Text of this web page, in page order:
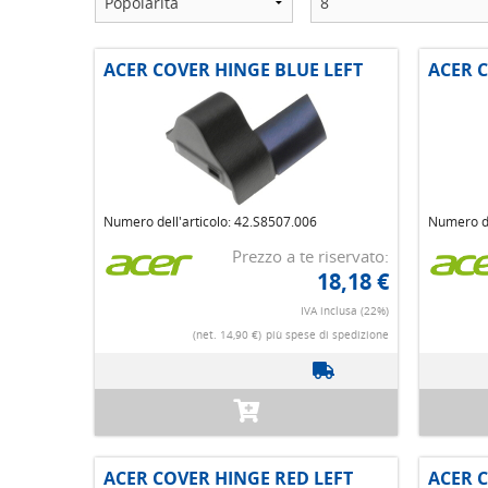
ACER COVER HINGE BLUE LEFT
Numero dell'articolo: 42.S8507.006
Prezzo a te riservato:
18,18 €
IVA inclusa (22%)
(net. 14,90 €) più spese di spedizione
ACER
Numero
ACER COVER HINGE RED LEFT ACER